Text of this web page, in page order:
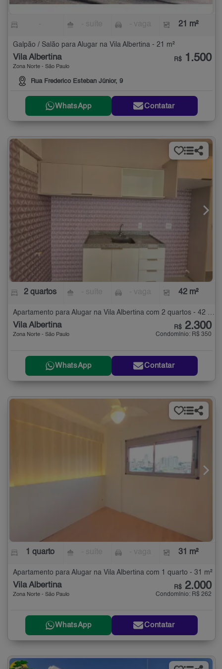
21 m²
Galpão / Salão para Alugar na Vila Albertina - 21 m²
Vila Albertina
Zona Norte - São Paulo
Rua Frederico Esteban Júnior, 9
R$ 1.500
WhatsApp Contatar
2 quartos 42 m²
Apartamento para Alugar na Vila Albertina com 2 quartos - 42 m²
Vila Albertina
Zona Norte - São Paulo
R$ 2.300
Condomínio: R$ 350
WhatsApp Contatar
1 quarto 31 m²
Apartamento para Alugar na Vila Albertina com 1 quarto - 31 m²
Vila Albertina
Zona Norte - São Paulo
R$ 2.000
Condomínio: R$ 262
WhatsApp Contatar